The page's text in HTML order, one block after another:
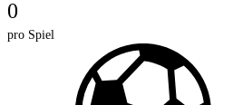
0
pro Spiel